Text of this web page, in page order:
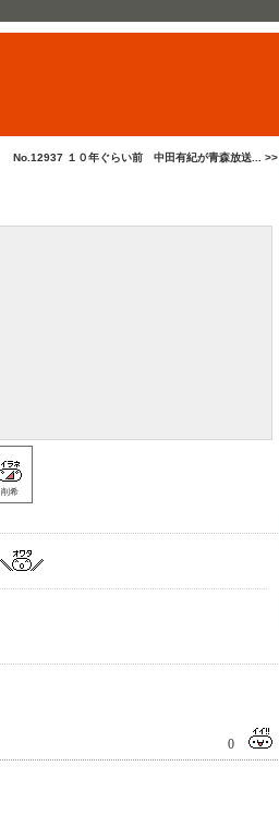
No.12937 １０年ぐらい前 中田有紀が青森放送... >>
削希
0